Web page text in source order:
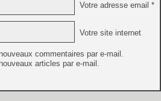
Votre adresse email *
Votre site internet
commentaires par e-mail.
articles par e-mail.